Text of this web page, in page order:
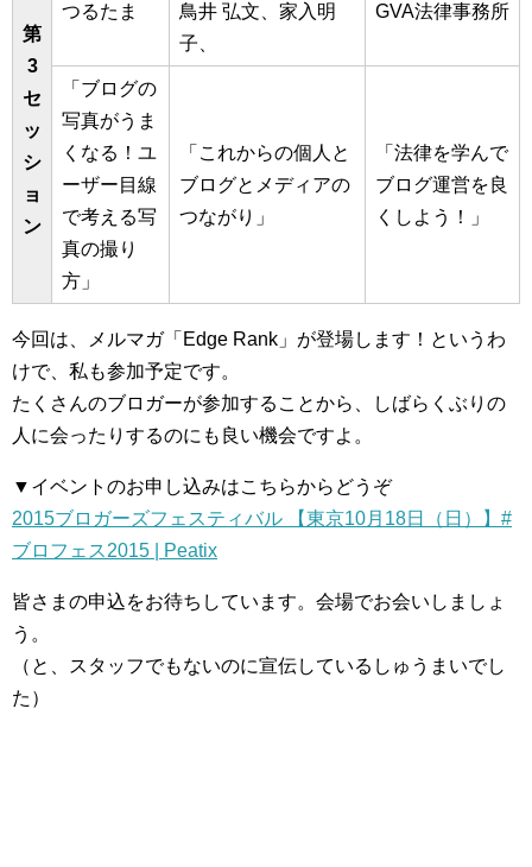
第
3
セ
ッ
シ
ョ
ン
つるたま
鳥井 弘文、家入明
子、
GVA法律事務所
「ブログの
写真がうま
くなる！ユ
ーザー目線
で考える写
真の撮り
方」
「これからの個人と
ブログとメディアの
つながり」
「法律を学んで
ブログ運営を良
くしよう！」
今回は、メルマガ「Edge Rank」が登場します！というわ
けで、私も参加予定です。
たくさんのブロガーが参加することから、しばらくぶりの
人に会ったりするのにも良い機会ですよ。
▼イベントのお申し込みはこちらからどうぞ
2015ブロガーズフェスティバル 【東京10月18日（日）】#
ブロフェス2015 | Peatix
皆さまの申込をお待ちしています。会場でお会いしましょ
う。
（と、スタッフでもないのに宣伝しているしゅうまいでし
た）